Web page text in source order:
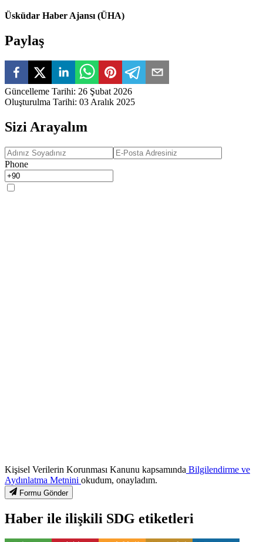
Üsküdar Haber Ajansı (ÜHA)
Paylaş
Güncelleme Tarihi: 26 Şubat 2026
Oluşturulma Tarihi: 03 Aralık 2025
Sizi Arayalım
Phone
Kişisel Verilerin Korunması Kanunu kapsamında Bilgilendirme ve
Aydınlatma Metnini okudum, onayladım.
Formu Gönder
Haber ile ilişkili SDG etiketleri